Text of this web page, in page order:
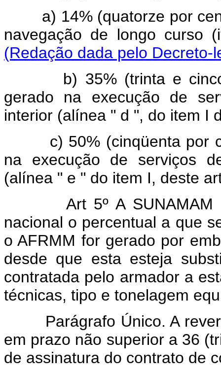
a) 14% (quatorze por
navegação de longo curso
(Redação dada pelo Decreto-
b) 35% (trinta e cinco
gerado na execução de
interior (alínea " d ", do item I
c) 50% (cinqüenta por
na execução de serviços
(alínea " e " do item I, deste
Art 5º A SUNAMAM
nacional o percentual a que
o AFRMM for gerado por
desde que esta esteja
contratada pelo armador a
técnicas, tipo e tonelagem
Parágrafo Único. A
em prazo não superior a 36
de assinatura do contrato de